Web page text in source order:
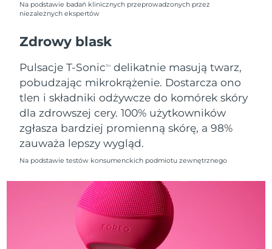
Na podstawie badań klinicznych przeprowadzonych przez
niezależnych ekspertów
Zdrowy blask
Pulsacje T-SonicTM
delikatnie masują twarz,
pobudzając mikrokrążenie. Dostarcza ono
tlen i składniki odżywcze do komórek skóry
dla zdrowszej cery. 100% użytkowników
zgłasza bardziej promienną skórę, a 98%
zauważa lepszy wygląd.
Na podstawie testów konsumenckich podmiotu zewnętrznego
Nowa Zelandia
Oczekiwany czas dostawy
8/8/26
Norwegia
Oczekiwany czas dostawy
Oman
Oczekiwany czas dostawy
8/11/26
Oczekiwany czas dostawy
Oczekiwany czas dostawy